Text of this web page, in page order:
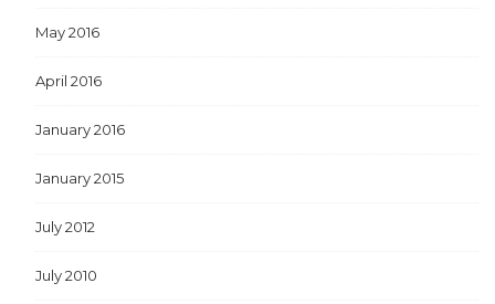
May 2016
April 2016
January 2016
January 2015
July 2012
July 2010